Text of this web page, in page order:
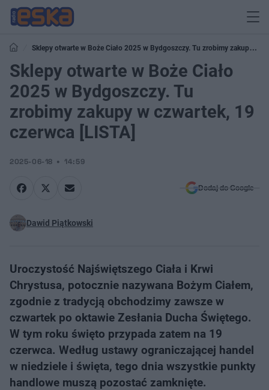
Sklepy otwarte w Boże Ciało 2025 w Bydgoszczy. Tu zrobimy zakupy w
czwartek, 19 czerwca [LISTA]
Sklepy otwarte w Boże Ciało
2025 w Bydgoszczy. Tu
zrobimy zakupy w czwartek, 19
czerwca [LISTA]
2025-06-18 14:59
Dodaj do Google
Dawid Piątkowski
Uroczystość Najświętszego Ciała i Krwi
Chrystusa, potocznie nazywana Bożym Ciałem,
zgodnie z tradycją obchodzimy zawsze w
czwartek po oktawie Zesłania Ducha Świętego.
W tym roku święto przypada zatem na 19
czerwca. Według ustawy ograniczającej handel
w niedziele i święta, tego dnia wszystkie punkty
handlowe muszą pozostać zamknięte.